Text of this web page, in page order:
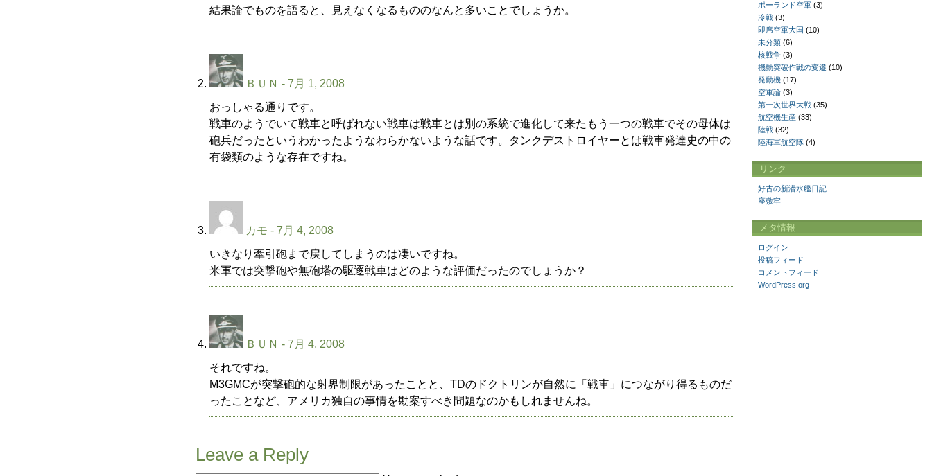
結果論でものを語ると、見えなくなるもののなんと多いことでしょうか。
ＢＵＮ - 7月 1, 2008
おっしゃる通りです。
戦車のようでいて戦車と呼ばれない戦車は戦車とは別の系統で進化して来たもう一つの戦車でその母体は
砲兵だったというわかったようなわらかないような話です。タンクデストロイヤーとは戦車発達史の中の
有袋類のような存在ですね。
カモ - 7月 4, 2008
いきなり牽引砲まで戻してしまうのは凄いですね。
米軍では突撃砲や無砲塔の駆逐戦車はどのような評価だったのでしょうか？
ＢＵＮ - 7月 4, 2008
それですね。
M3GMCが突撃砲的な射界制限があったことと、TDのドクトリンが自然に「戦車」につながり得るものだ
ったことなど、アメリカ独自の事情を勘案すべき問題なのかもしれませんね。
Leave a Reply
ポーランド空軍(3)
冷戦(3)
即席空軍大国 (10)
未分類(6)
核戦争(3)
機動突破作戦の変遷 (10)
発動機(17)
空軍論(3)
第一次世界大戦(35)
航空機生産(33)
陸戦(32)
陸海軍航空隊(4)
リンク
好古の新潜水艦日記
座敷牢
メタ情報
ログイン
投稿フィード
コメントフィード
WordPress.org